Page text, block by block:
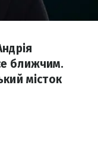
ближчим.
місток